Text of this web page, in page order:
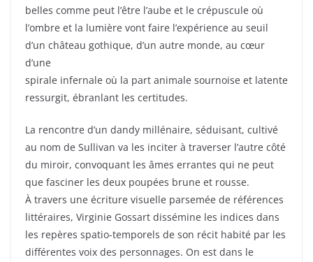
belles comme peut l’être l’aube et le crépuscule où
l’ombre et la lumière vont faire l’expérience au seuil
d’un château gothique, d’un autre monde, au cœur
d’une
spirale infernale où la part animale sournoise et latente
ressurgit, ébranlant les certitudes.
La rencontre d’un dandy millénaire, séduisant, cultivé
au nom de Sullivan va les inciter à traverser l’autre côté
du miroir, convoquant les âmes errantes qui ne peut
que fasciner les deux poupées brune et rousse.
À travers une écriture visuelle parsemée de références
littéraires, Virginie Gossart dissémine les indices dans
les repères spatio-temporels de son récit habité par les
différentes voix des personnages. On est dans le